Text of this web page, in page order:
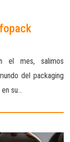
el mes, salimos
del packaging
su…